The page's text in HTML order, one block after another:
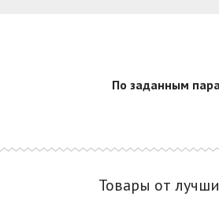
По заданным
Товары от